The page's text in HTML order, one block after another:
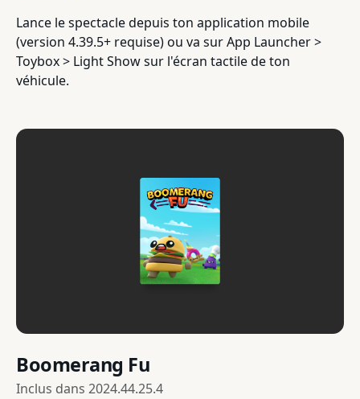
Lance le spectacle depuis ton application mobile
(version 4.39.5+ requise) ou va sur App Launcher >
Toybox > Light Show sur l'écran tactile de ton
véhicule.
Boomerang Fu
Inclus dans 2024.44.25.4